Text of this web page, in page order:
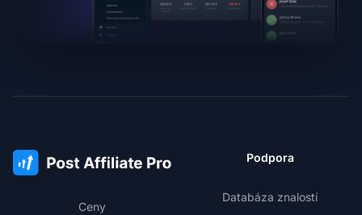
Ceny
Podpora
Databáza znalostí